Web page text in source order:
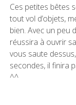
Ces petites bêtes
tout vol d’objets,
bien. Avec un peu
réussira à ouvrir
vous saute
secondes, il finira
^^